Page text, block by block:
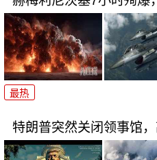
最热
特朗普突然关闭领事馆